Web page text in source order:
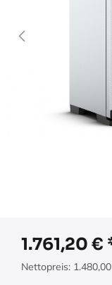
1.761,20 €
Nettopreis: 1.480,00